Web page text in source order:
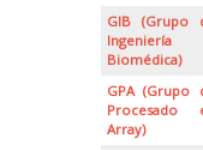
GIB (Grupo
Ingeniería
Biomédica)
GPA (Grupo
Procesado
Array)